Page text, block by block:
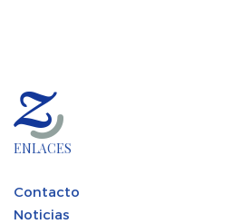
ENLACES
Contacto
Noticias